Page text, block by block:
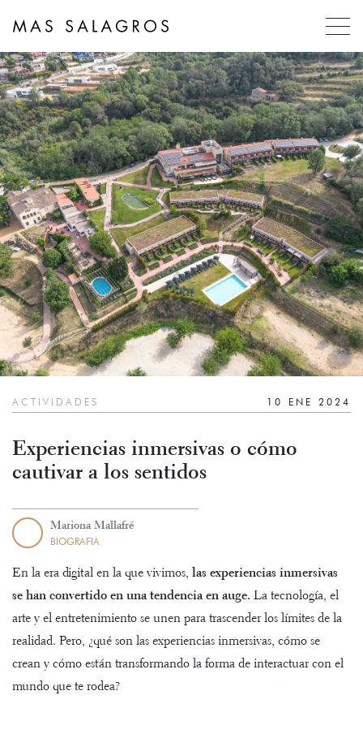
ACTIVIDADES 10 ENE 2024
Experiencias inmersivas o cómo
cautivar a los sentidos
Mariona Mallafré
BIOGRAFIA
En la era digital en la que vivimos, las experiencias inmersivas
se han convertido en una tendencia en auge. La tecnología, el
arte y el entretenimiento se unen para trascender los límites de la
realidad. Pero, ¿qué son las experiencias inmersivas, cómo se
crean y cómo están transformando la forma de interactuar con el
mundo que te rodea?